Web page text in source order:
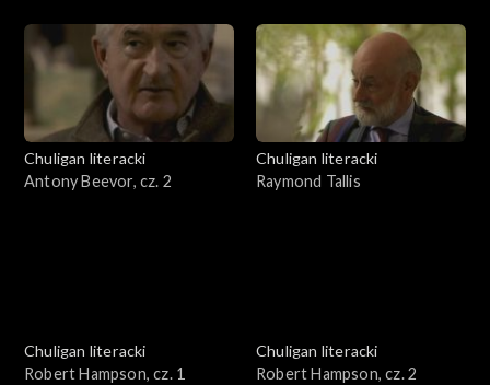
Chuligan literacki
Antony Beevor, cz. 2
Chuligan literacki
Raymond Tallis
Chuligan literacki
Robert Hampson, cz. 1
Chuligan literacki
Robert Hampson, cz. 2